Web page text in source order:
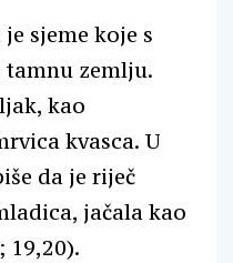
sjeme koje s
zemlju.
kao
kvasca. U
da je riječ
jačala kao
19,20).